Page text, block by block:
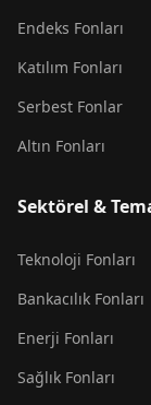
Endeks Fonları
Katılım Fonları
Serbest Fonlar
Altın Fonları
Sektörel &
Teknoloji Fonları
Bankacılık Fonları
Enerji Fonları
Sağlık Fonları